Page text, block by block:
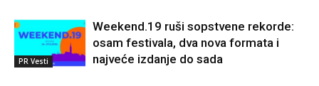
PR Vesti
Weekend.19 ruši sopstvene rekorde:
osam festivala, dva nova formata i
najveće izdanje do sada